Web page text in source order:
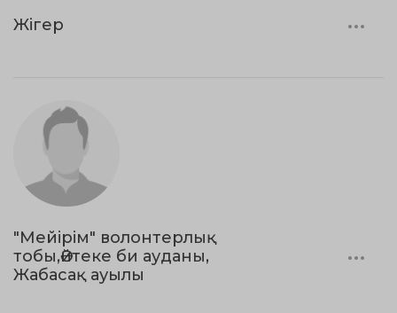
Жігер
"Мейірім" волонтерлық
тобы,Әйтеке би ауданы,
Жабасақ ауылы